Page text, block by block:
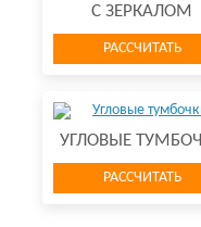
С ЗЕРКАЛОМ
РАССЧИТАТЬ
УГЛОВЫЕ
РАССЧИТАТЬ